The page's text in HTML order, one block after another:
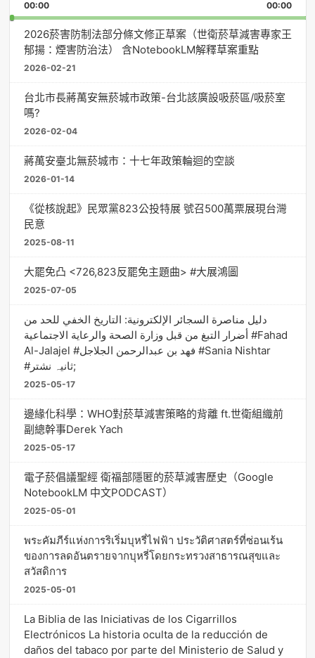
Rate
00:00 00:00
2026菸害防制法部分條文修正草案（世衛菸草減害專家王
郁揚：煙害防治法） 含NotebookLM解釋草案重點
2026-02-21
台北市長蔣萬安無菸城市政策-台北該廣設吸菸區/吸菸室
嗎?
2026-02-04
蔣萬安臺北無菸城市：十七年政策輪迴的空談
2026-01-14
《從核說起》民眾黨823公投特展 號召500萬票展現台灣
民意
2025-08-11
大罷免凸 <726,823反罷免主題曲> #大展鴻圖
2025-07-05
دليل مناصرة السجائر الإلكترونية: التاريخ الخفي للحد من
أضرار التبغ من قبل وزارة الصحة والرعاية الاجتماعية #Fahad
Al-Jalajel #فهد بن عبدالرحمن الجلاجل #Sania Nishtar
#ثانیہ نشتر;
2025-05-17
邊緣化科學：WHO對菸草減害策略的背離 ft.世衛組織前
副總幹事Derek Yach
2025-05-17
電子菸倡議聖經 衛福部隱匿的菸草減害歷史（Google
NotebookLM 中文PODCAST）
2025-05-01
พระคัมภีร์แห่งการริเริ่มบุหรี่ไฟฟ้า ประวัติศาสตร์ที่ซ่อนเร้น
ของการลดอันตรายจากบุหรี่โดยกระทรวงสาธารณสุขและ
สวัสดิการ
2025-05-01
La Biblia de las Iniciativas de los Cigarrillos
Electrónicos La historia oculta de la reducción de
daños del tabaco por parte del Ministerio de Salud y